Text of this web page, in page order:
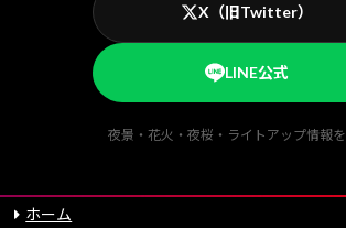
X（旧Twitter）
LINE公式
夜景・花火・夜桜・ライトアップ情報
ホーム